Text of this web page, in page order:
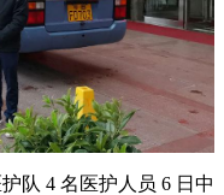
4 名医护人员 6 日中